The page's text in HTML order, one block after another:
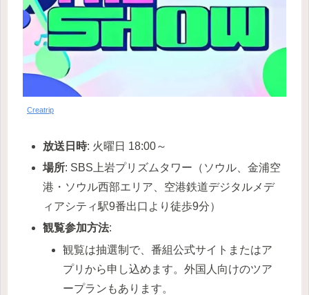
Creatrip
放送日時: 火曜日 18:00～
場所: SBS上岩プリズムタワー（ソウル、金浦空
港・ソウル西部エリア、空港鉄道デジタルメデ
ィアシティ駅9番出口より徒歩9分）
観覧参加方法:
観覧は抽選制で、番組公式サイトまたはア
プリから申し込めます。外国人向けのツア
ープランもあります。